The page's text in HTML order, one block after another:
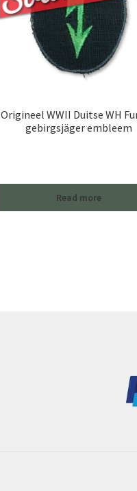
Origineel WWII Duitse WH
gebirgsjäger embleem
Read more